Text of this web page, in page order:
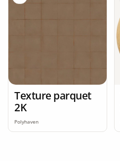
Texture parquet
2K
Polyhaven